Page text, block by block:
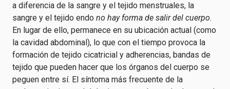
a diferencia de la sangre y el tejido menstruales, la
sangre y el tejido endo no hay forma de salir del cuerpo.
En lugar de ello, permanece en su ubicación actual (como
la cavidad abdominal), lo que con el tiempo provoca la
formación de tejido cicatricial y adherencias, bandas de
tejido que pueden hacer que los órganos del cuerpo se
peguen entre sí. El síntoma más frecuente de la